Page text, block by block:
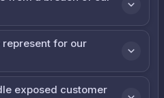
for our
exposed customer